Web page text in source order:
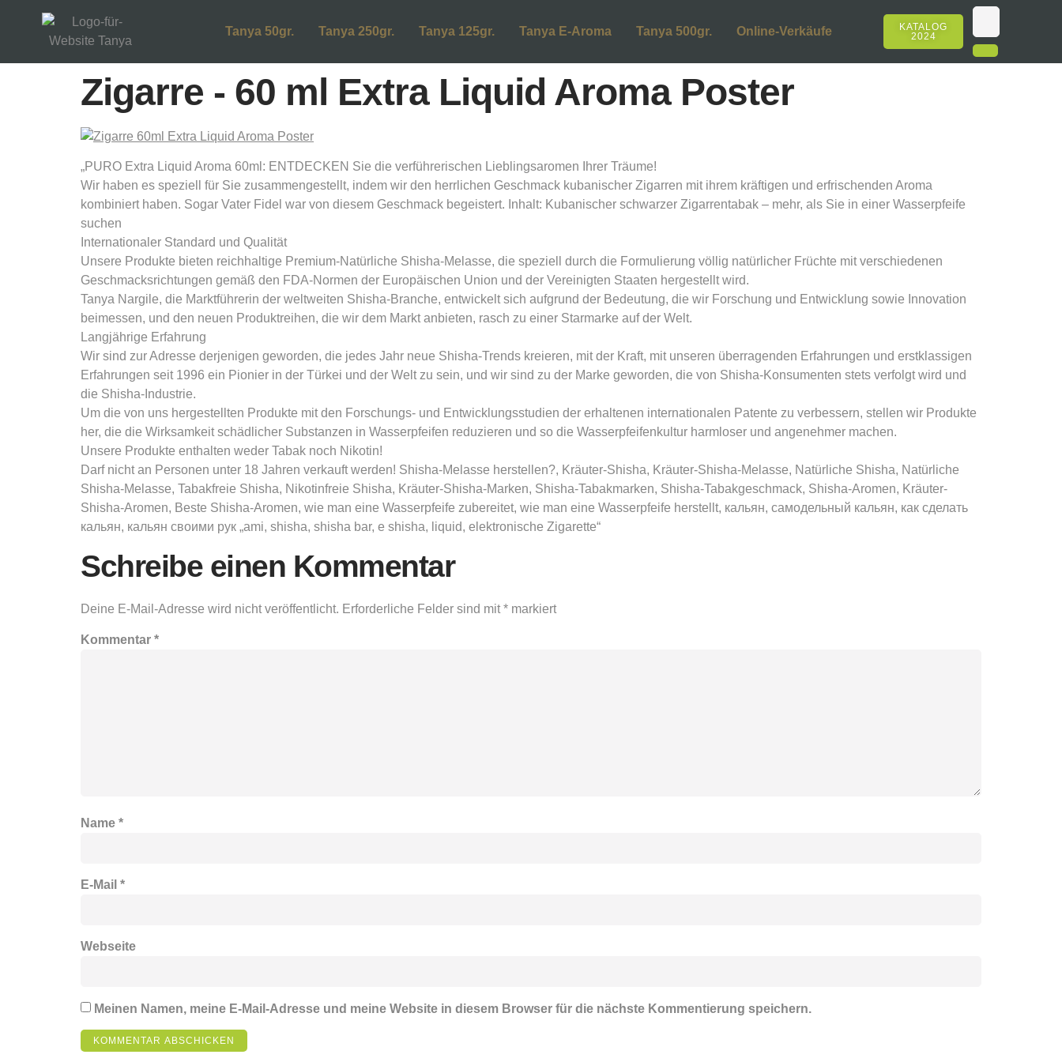
Tanya 50gr. Tanya 250gr. Tanya 125gr. Tanya E-Aroma Tanya 500gr. Online-Verkäufe
KATALOG
2024
Zigarre - 60 ml Extra Liquid Aroma Poster
„PURO Extra Liquid Aroma 60ml: ENTDECKEN Sie die verführerischen Lieblingsaromen Ihrer Träume!
Wir haben es speziell für Sie zusammengestellt, indem wir den herrlichen Geschmack kubanischer Zigarren mit ihrem kräftigen und erfrischenden Aroma
kombiniert haben. Sogar Vater Fidel war von diesem Geschmack begeistert. Inhalt: Kubanischer schwarzer Zigarrentabak – mehr, als Sie in einer Wasserpfeife
suchen
Internationaler Standard und Qualität
Unsere Produkte bieten reichhaltige Premium-Natürliche Shisha-Melasse, die speziell durch die Formulierung völlig natürlicher Früchte mit verschiedenen
Geschmacksrichtungen gemäß den FDA-Normen der Europäischen Union und der Vereinigten Staaten hergestellt wird.
Tanya Nargile, die Marktführerin der weltweiten Shisha-Branche, entwickelt sich aufgrund der Bedeutung, die wir Forschung und Entwicklung sowie Innovation
beimessen, und den neuen Produktreihen, die wir dem Markt anbieten, rasch zu einer Starmarke auf der Welt.
Langjährige Erfahrung
Wir sind zur Adresse derjenigen geworden, die jedes Jahr neue Shisha-Trends kreieren, mit der Kraft, mit unseren überragenden Erfahrungen und erstklassigen
Erfahrungen seit 1996 ein Pionier in der Türkei und der Welt zu sein, und wir sind zu der Marke geworden, die von Shisha-Konsumenten stets verfolgt wird und
die Shisha-Industrie.
Um die von uns hergestellten Produkte mit den Forschungs- und Entwicklungsstudien der erhaltenen internationalen Patente zu verbessern, stellen wir Produkte
her, die die Wirksamkeit schädlicher Substanzen in Wasserpfeifen reduzieren und so die Wasserpfeifenkultur harmloser und angenehmer machen.
Unsere Produkte enthalten weder Tabak noch Nikotin!
Darf nicht an Personen unter 18 Jahren verkauft werden! Shisha-Melasse herstellen?, Kräuter-Shisha, Kräuter-Shisha-Melasse, Natürliche Shisha, Natürliche
Shisha-Melasse, Tabakfreie Shisha, Nikotinfreie Shisha, Kräuter-Shisha-Marken, Shisha-Tabakmarken, Shisha-Tabakgeschmack, Shisha-Aromen, Kräuter-
Shisha-Aromen, Beste Shisha-Aromen, wie man eine Wasserpfeife zubereitet, wie man eine Wasserpfeife herstellt, кальян, самодельный кальян, как сделать
кальян, кальян своими рук „ami, shisha, shisha bar, e shisha, liquid, elektronische Zigarette“
Schreibe einen Kommentar
Deine E-Mail-Adresse wird nicht veröffentlicht. Erforderliche Felder sind mit * markiert
Kommentar *
Name *
E-Mail *
Webseite
Meinen Namen, meine E-Mail-Adresse und meine Website in diesem Browser für die nächste Kommentierung speichern.